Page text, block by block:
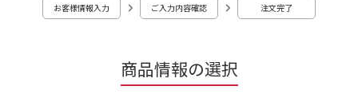
商品情報の選択
お客様情報入力 ご入力内容確認 注文完了